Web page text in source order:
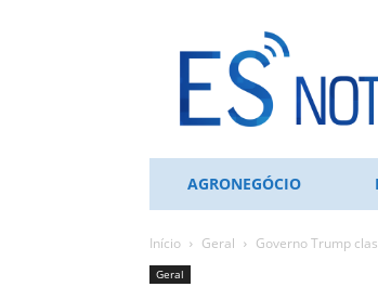
NOTÍCIAS
AGRONEGÓCIO
Início Geral Governo Trump
Geral